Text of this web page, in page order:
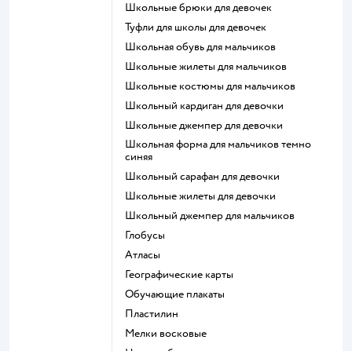
Школьные брюки для девочек
Туфли для школы для девочек
Школьная обувь для мальчиков
Школьные жилеты для мальчиков
Школьные костюмы для мальчиков
Школьный кардиган для девочки
Школьные джемпер для девочки
Школьная форма для мальчиков темно
синяя
Школьный сарафан для девочки
Школьные жилеты для девочки
Школьный джемпер для мальчиков
Глобусы
Атласы
Географические карты
Обучающие плакаты
Пластилин
Мелки восковые